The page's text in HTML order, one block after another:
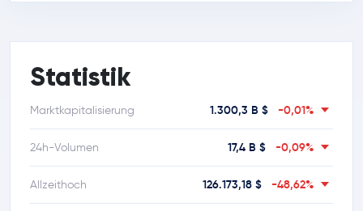
Statistik
Marktkapitalisierung 1.300,3 B $ -0,01%
24h-Volumen 17,4 B $ -0,09%
Allzeithoch 126.173,18 $ -48,62%